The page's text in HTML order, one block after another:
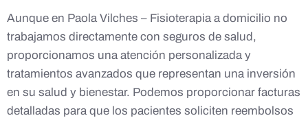
Aunque en Paola Vilches – Fisioterapia a domicilio no
trabajamos directamente con seguros de salud,
proporcionamos una atención personalizada y
tratamientos avanzados que representan una inversión
en su salud y bienestar. Podemos proporcionar facturas
detalladas para que los pacientes soliciten reembolsos